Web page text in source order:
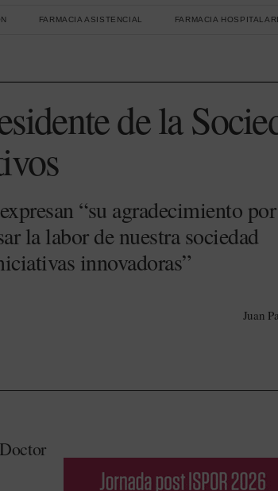
FARMACIA ASISTENCIAL FARMACIA
de la
“su agradecimiento
la labor de nuestra sociedad
innovadoras”
Juan